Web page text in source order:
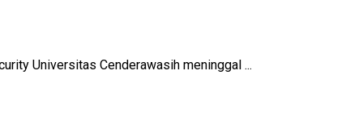
Universitas Cenderawasih meninggal ...